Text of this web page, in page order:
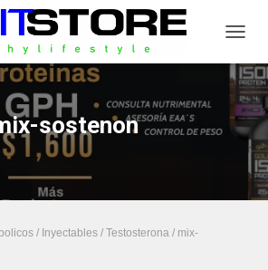
sostenon
/ Inyectables / Testosterona / mix-